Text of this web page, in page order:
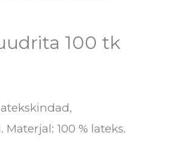
100 tk
100 % lateks.